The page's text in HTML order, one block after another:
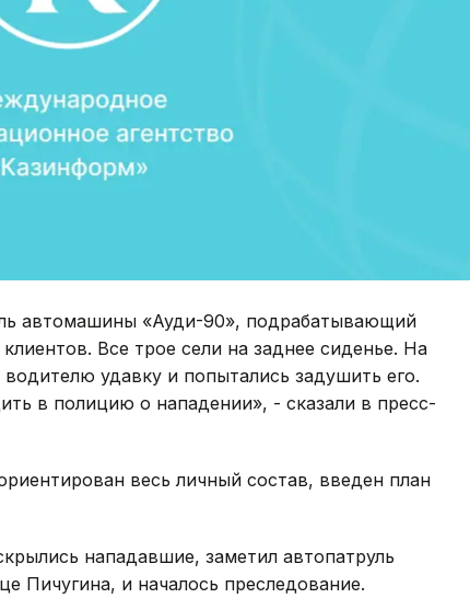
автомашины «Ауди-90», подрабатывающий
Все трое сели на заднее сиденье. На
удавку и попытались задушить его.
в полицию о нападении», - сказали в пресс-
весь личный состав, введен план
нападавшие, заметил автопатруль
Пичугина, и началось преследование.